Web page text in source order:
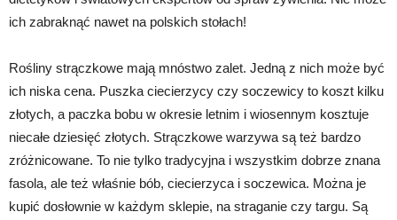
ich zabraknąć nawet na polskich stołach!
Rośliny strączkowe mają mnóstwo zalet. Jedną z nich może być
ich niska cena. Puszka ciecierzycy czy soczewicy to koszt kilku
złotych, a paczka bobu w okresie letnim i wiosennym kosztuje
niecałe dziesięć złotych. Strączkowe warzywa są też bardzo
zróżnicowane. To nie tylko tradycyjna i wszystkim dobrze znana
fasola, ale też właśnie bób, ciecierzyca i soczewica. Można je
kupić dosłownie w każdym sklepie, na straganie czy targu. Są